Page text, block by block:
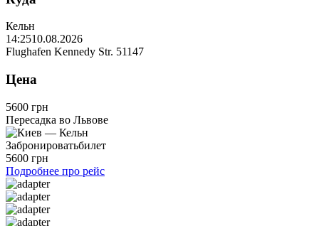
Кельн
14:2510.08.2026
Flughafen Kennedy Str. 51147
Цена
5600 грн
Пересадка во Львове
Забронироватьбилет
5600 грн
Подробнее про рейс